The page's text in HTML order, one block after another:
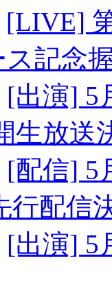
[LIVE]
記念
[出演] 5
生放送
[配信] 5
行配信
[出演] 5